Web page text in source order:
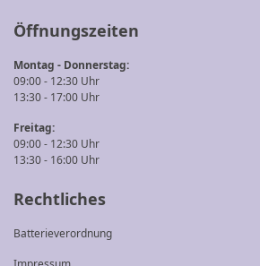
Öffnungszeiten
Montag - Donnerstag:
09:00 - 12:30 Uhr
13:30 - 17:00 Uhr
Freitag:
09:00 - 12:30 Uhr
13:30 - 16:00 Uhr
Rechtliches
Batterieverordnung